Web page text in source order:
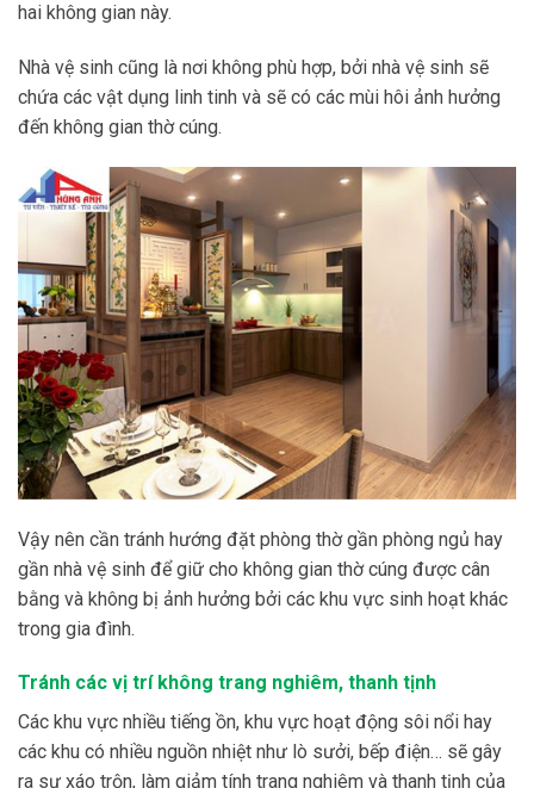
hai không gian này.
Nhà vệ sinh cũng là nơi không phù hợp, bởi nhà vệ sinh sẽ
chứa các vật dụng linh tinh và sẽ có các mùi hôi ảnh hưởng
đến không gian thờ cúng.
Vậy nên cần tránh hướng đặt phòng thờ gần phòng ngủ hay
gần nhà vệ sinh để giữ cho không gian thờ cúng được cân
bằng và không bị ảnh hưởng bởi các khu vực sinh hoạt khác
trong gia đình.
Tránh các vị trí không trang nghiêm, thanh tịnh
Các khu vực nhiều tiếng ồn, khu vực hoạt động sôi nổi hay
các khu có nhiều nguồn nhiệt như lò sưởi, bếp điện… sẽ gây
ra sự xáo trộn, làm giảm tính trang nghiêm và thanh tịnh của